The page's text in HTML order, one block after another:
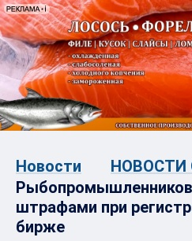
Новости
НОВОСТИ
Рыбопромышленников
штрафами при
бирже